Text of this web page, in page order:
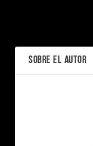
SOBRE EL AUTOR